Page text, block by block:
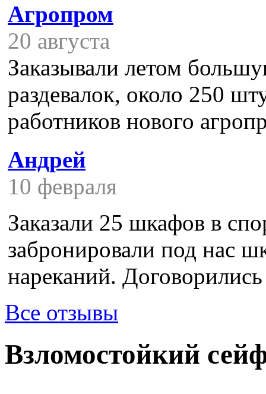
Агропром
20 августа
Заказывали летом
раздевалок, около 250
работников нового
Андрей
10 февраля
Заказали 25 шкафов в
забронировали под нас
нареканий.
Все отзывы
Взломостойкий